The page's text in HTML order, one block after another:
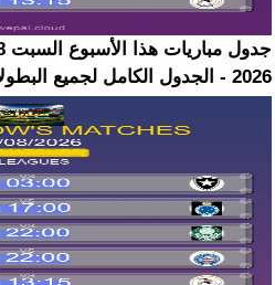
2026 - الجدول الكامل لجميع البطولات